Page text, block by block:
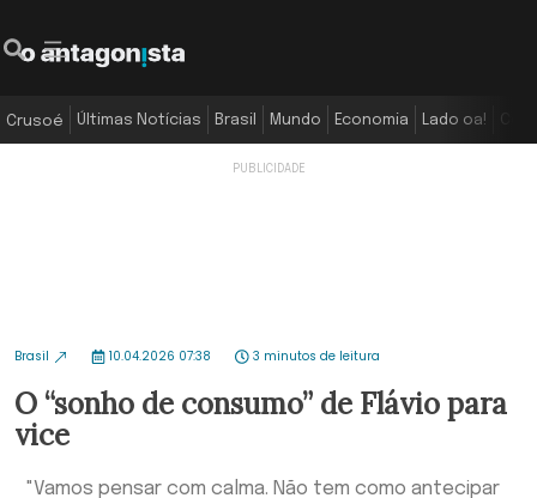
Crusoé Últimas Notícias Brasil Mundo Economia Lado oa!
Brasil 10.04.2026 07:38 3 minutos de leitura
O “sonho de consumo” de Flávio para
vice
"Vamos pensar com calma. Não tem como antecipar